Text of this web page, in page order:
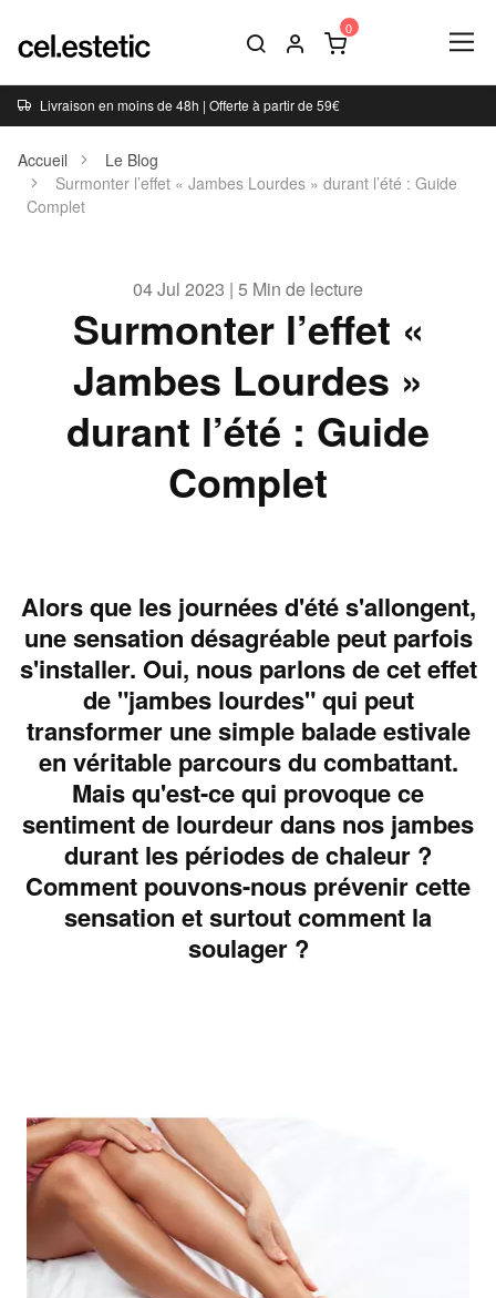
Livraison en moins de 48h | Offerte à partir de 59€
Accueil
Le Blog
Surmonter l’effet « Jambes Lourdes » durant l’été : Guide
Complet
04 Jul 2023 | 5 Min de lecture
Surmonter l’effet «
Jambes Lourdes »
durant l’été : Guide
Complet
Alors que les journées d'été s'allongent,
une sensation désagréable peut parfois
s'installer. Oui, nous parlons de cet effet
de "jambes lourdes" qui peut
transformer une simple balade estivale
en véritable parcours du combattant.
Mais qu'est-ce qui provoque ce
sentiment de lourdeur dans nos jambes
durant les périodes de chaleur ?
Comment pouvons-nous prévenir cette
sensation et surtout comment la
soulager ?